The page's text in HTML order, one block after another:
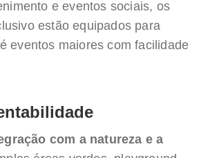
e eventos sociais, os
estão equipados para
eventos maiores com facilidade
com a natureza e a